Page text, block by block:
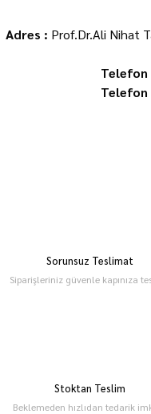
Adres : Prof.Dr.Ali Nihat
Telefon
Telefon
Sorunsuz Teslimat
Siparişleriniz güvenle kapınıza
Stoktan Teslim
Beklemeden hızlıdan tedarik